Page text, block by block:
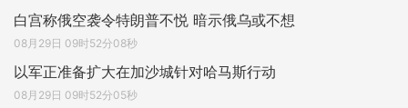
白宫称俄空袭令特朗普不悦 暗示俄乌或不想
08月29日 09时52分08秒
以军正准备扩大在加沙城针对哈马斯行动
08月29日 09时52分05秒